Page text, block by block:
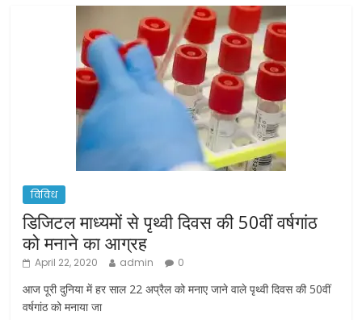
विविध
डिजिटल माध्यमों से पृथ्वी दिवस की 50वीं वर्षगांठ
को मनाने का आग्रह
April 22, 2020 admin 0
आज पूरी दुनिया में हर साल 22 अप्रैल को मनाए जाने वाले पृथ्वी दिवस की 50वीं
वर्षगांठ को मनाया जा